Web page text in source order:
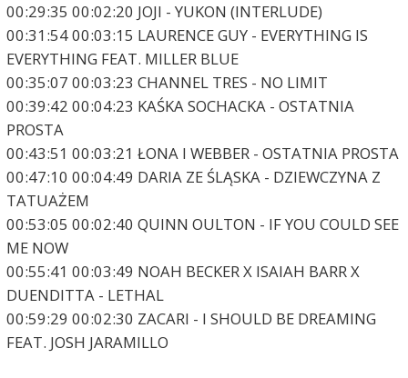
00:29:35 00:02:20 JOJI - YUKON (INTERLUDE)
00:31:54 00:03:15 LAURENCE GUY - EVERYTHING IS
EVERYTHING FEAT. MILLER BLUE
00:35:07 00:03:23 CHANNEL TRES - NO LIMIT
00:39:42 00:04:23 KAŚKA SOCHACKA - OSTATNIA
PROSTA
00:43:51 00:03:21 ŁONA I WEBBER - OSTATNIA PROSTA
00:47:10 00:04:49 DARIA ZE ŚLĄSKA - DZIEWCZYNA Z
TATUAŻEM
00:53:05 00:02:40 QUINN OULTON - IF YOU COULD SEE
ME NOW
00:55:41 00:03:49 NOAH BECKER X ISAIAH BARR X
DUENDITTA - LETHAL
00:59:29 00:02:30 ZACARI - I SHOULD BE DREAMING
FEAT. JOSH JARAMILLO